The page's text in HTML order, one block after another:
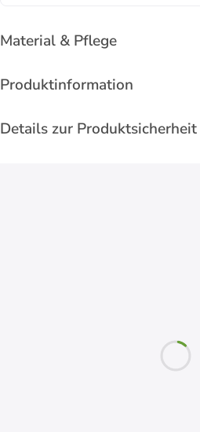
Material & Pflege
Produktinformation
Details zur Produktsicherheit